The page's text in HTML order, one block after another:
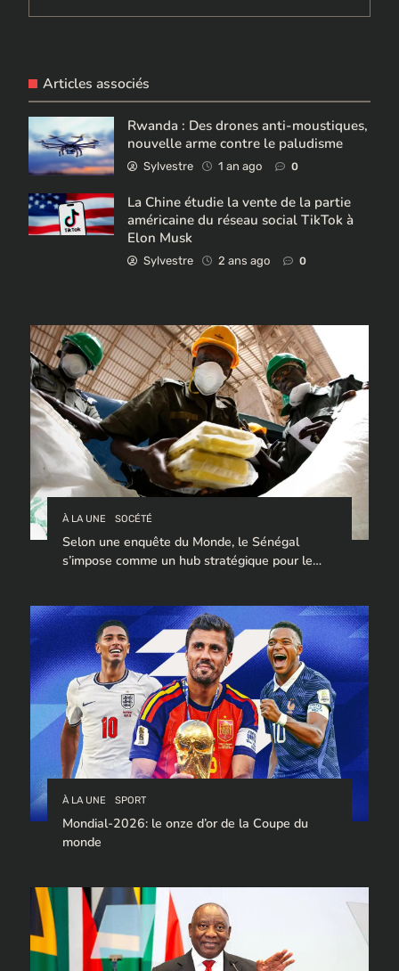
Articles associés
Rwanda : Des drones anti-moustiques,
nouvelle arme contre le paludisme
Sylvestre 1 an ago 0
La Chine étudie la vente de la partie
américaine du réseau social TikTok à
Elon Musk
Sylvestre 2 ans ago 0
À LA UNE SOCÉTÉ
Selon une enquête du Monde, le Sénégal
s’impose comme un hub stratégique pour le
À LA UNE SPORT
Mondial-2026: le onze d’or de la Coupe du
monde